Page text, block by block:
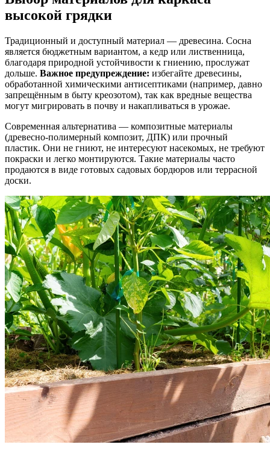
высокой грядки
Традиционный и доступный материал — древесина. Сосна
является бюджетным вариантом, а кедр или лиственница,
благодаря природной устойчивости к гниению, прослужат
дольше. Важное предупреждение: избегайте древесины,
обработанной химическими антисептиками (например, давно
запрещённым в быту креозотом), так как вредные вещества
могут мигрировать в почву и накапливаться в урожае.
Современная альтернатива — композитные материалы
(древесно-полимерный композит, ДПК) или прочный
пластик. Они не гниют, не интересуют насекомых, не требуют
покраски и легко монтируются. Такие материалы часто
продаются в виде готовых садовых бордюров или террасной
доски.